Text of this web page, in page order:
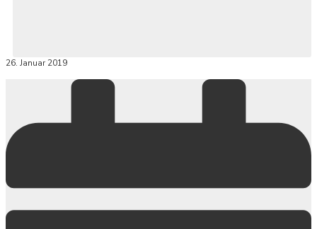
26. Januar 2019